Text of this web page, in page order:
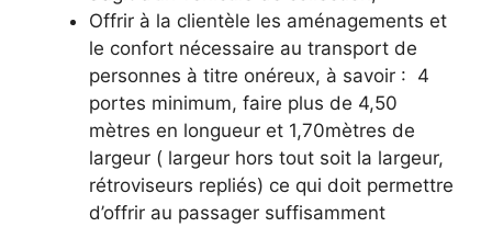
Offrir à la clientèle les aménagements et
le confort nécessaire au transport de
personnes à titre onéreux, à savoir : 4
portes minimum, faire plus de 4,50
mètres en longueur et 1,70mètres de
largeur ( largeur hors tout soit la largeur,
rétroviseurs repliés) ce qui doit permettre
d’offrir au passager suffisamment